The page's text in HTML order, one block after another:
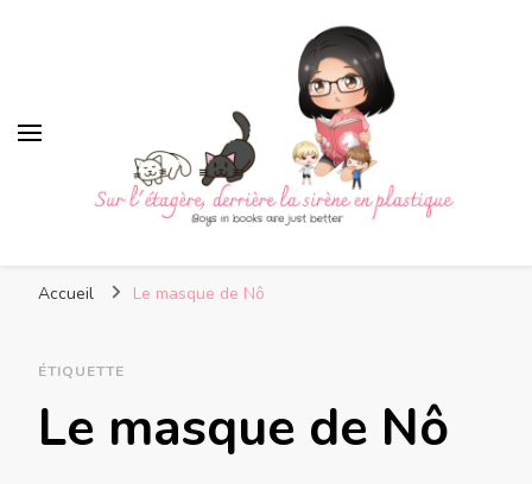
sirène en plastique
Accueil Le masque de Nô
ÉTIQUETTE
Le masque de Nô